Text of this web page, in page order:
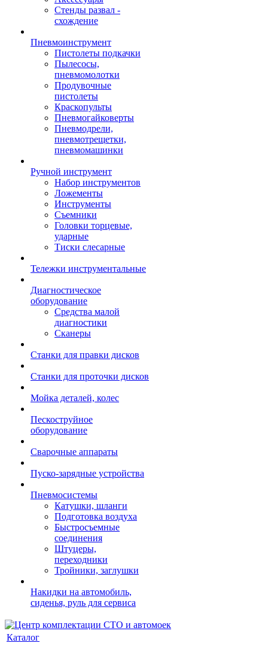
Стенды развал -
схождение
Пневмоинструмент
Пистолеты подкачки
Пылесосы,
пневмомолотки
Продувочные
пистолеты
Краскопульты
Пневмогайковерты
Пневмодрели,
пневмотрещетки,
пневмомашинки
Ручной инструмент
Набор инструментов
Ложементы
Инструменты
Съемники
Головки торцевые,
ударные
Тиски слесарные
Тележки инструментальные
Диагностическое
оборудование
Средства малой
диагностики
Сканеры
Станки для правки дисков
Станки для проточки дисков
Мойка деталей, колес
Пескоструйное
оборудование
Сварочные аппараты
Пуско-зарядные устройства
Пневмосистемы
Катушки, шланги
Подготовка воздуха
Быстросъемные
соединения
Штуцеры,
переходники
Тройники, заглушки
Накидки на автомобиль,
сиденья, руль для сервиса
Каталог